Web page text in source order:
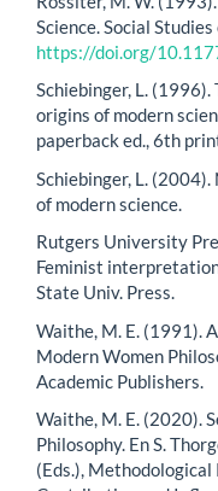
Science. Social
https://doi.org/
Schiebinger, L. (1996).
origins of modern
paperback ed., 6th
Schiebinger, L. (2004).
of modern science.
Rutgers University
Feminist
State Univ. Press.
Waithe, M. E. (1991).
Modern Women
Academic Publishers.
Waithe, M. E. (2020).
Philosophy. En S.
(Eds.), Methodological